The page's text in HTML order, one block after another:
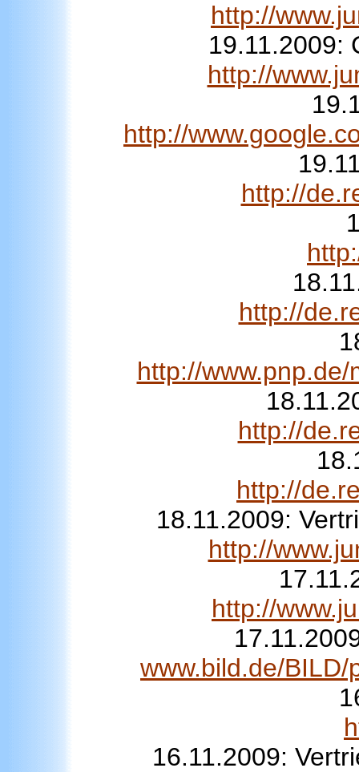
http://
19.11.2009:
http://
http://
http://
http://
http://
http://
http://
18.11.2009:
http://
http://
www.bild.de/
16.11.2009: